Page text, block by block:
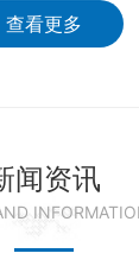
查看更多
闻资讯